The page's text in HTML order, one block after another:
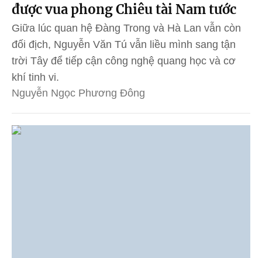
được vua phong Chiêu tài Nam tước
Giữa lúc quan hệ Đàng Trong và Hà Lan vẫn còn
đối địch, Nguyễn Văn Tú vẫn liều mình sang tận
trời Tây để tiếp cận công nghệ quang học và cơ
khí tinh vi.
Nguyễn Ngọc Phương Đông